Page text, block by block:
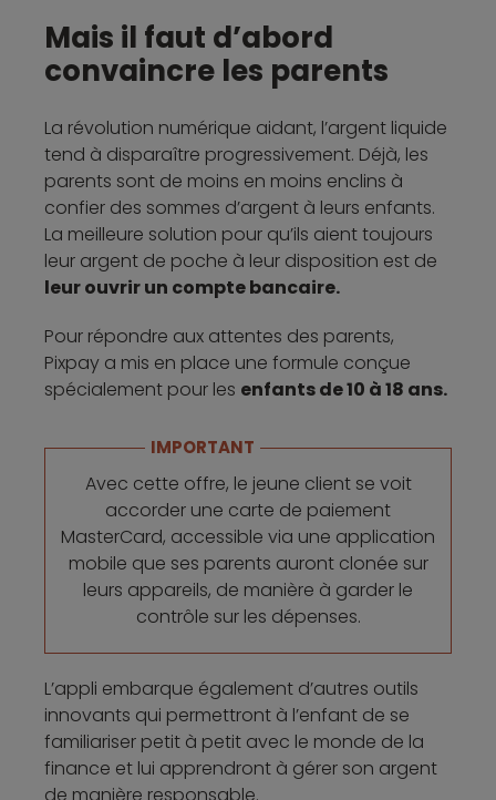
Mais il faut d’abord
convaincre les parents
La révolution numérique aidant, l’argent liquide
tend à disparaître progressivement. Déjà, les
parents sont de moins en moins enclins à
confier des sommes d’argent à leurs enfants.
La meilleure solution pour qu’ils aient toujours
leur argent de poche à leur disposition est de
leur ouvrir un compte bancaire.
Pour répondre aux attentes des parents,
Pixpay a mis en place une formule conçue
spécialement pour les enfants de 10 à 18 ans.
IMPORTANT
Avec cette offre, le jeune client se voit
accorder une carte de paiement
MasterCard, accessible via une application
mobile que ses parents auront clonée sur
leurs appareils, de manière à garder le
contrôle sur les dépenses.
L’appli embarque également d’autres outils
innovants qui permettront à l’enfant de se
familiariser petit à petit avec le monde de la
finance et lui apprendront à gérer son argent